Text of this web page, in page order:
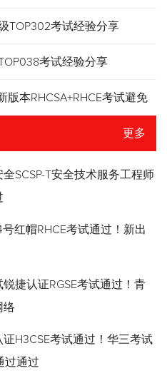
TOP302考试经验分享
考试经验分享
版本RHCSA+RHCE考试避免
更多
SCSP-T安全技术服务工程师
红帽RHCE考试通过！新出
捷认证RGSE考试通过！青
络
证H3CSE考试通过！华三考试
过通过